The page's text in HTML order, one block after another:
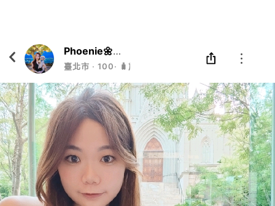
Phoenie🌼霏睨🌼DADA狗🐩
臺北市 ‧ 100‧ 🧳旅人📷吃貨女孩🦭